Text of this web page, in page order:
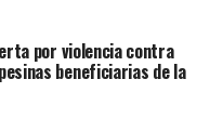
por violencia contra
beneficiarias de la